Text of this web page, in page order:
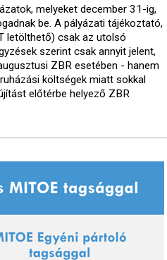
melyeket december 31-ig,
be. A pályázati tájékoztató,
letölthető) csak az utolsó
szerint csak annyit jelent,
ZBR esetében - hanem
költségek miatt sokkal
előtérbe helyező ZBR